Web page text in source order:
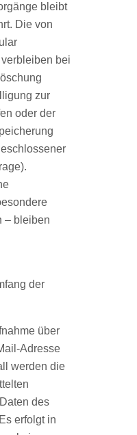
bleibt
Die von
bei
zur
oder der
– bleiben
der
über
Adresse
werden die
des
erfolgt in